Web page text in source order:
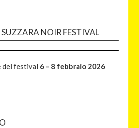
NOIR FESTIVAL
del festival 6 – 8 febbraio 2026